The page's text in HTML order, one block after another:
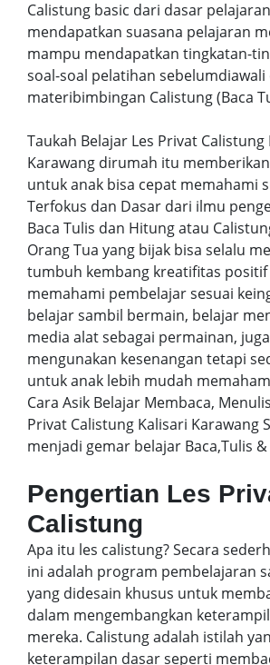
Calistung basic dari dasar
mendapatkan suasana pelajaran
mampu mendapatkan tingkatan-
soal-soal pelatihan sebelumdiawali
materibimbingan Calistung (Baca
Taukah Belajar Les Privat Calistung
Karawang dirumah itu
untuk anak bisa cepat memahami
Terfokus dan Dasar dari ilmu
Baca Tulis dan Hitung atau
Orang Tua yang bijak bisa selalu
tumbuh kembang kreatifitas positif
memahami pembelajar sesuai
belajar sambil bermain, belajar
media alat sebagai permainan,
mengunakan kesenangan tetapi
untuk anak lebih mudah
Cara Asik Belajar Membaca,
Privat Calistung Kalisari Karawang
menjadi gemar belajar Baca,Tulis
Pengertian Les
Calistung
Apa itu les calistung? Secara
ini adalah program pembelajaran
yang didesain khusus untuk
dalam mengembangkan
mereka. Calistung adalah istilah
keterampilan dasar seperti